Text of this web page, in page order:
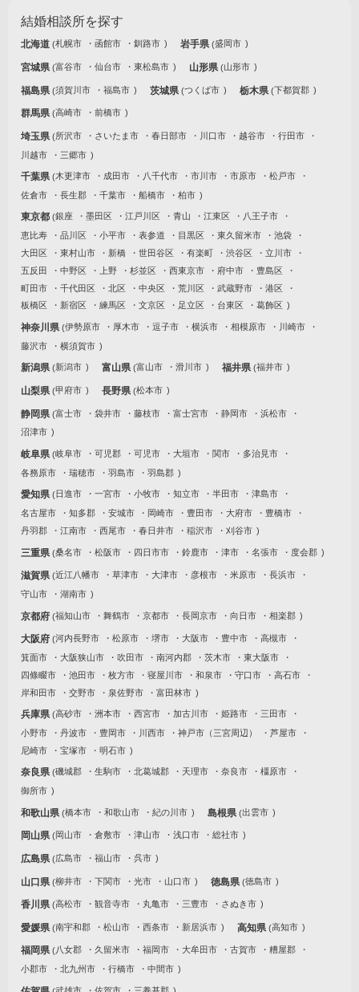
結婚相談所を探す
北海道 札幌市 函館市 釧路市 岩手県 盛岡市
宮城県 富谷市 仙台市 東松島市 山形県 山形市
福島県 須賀川市 福島市 茨城県 つくば市 栃木県 下都賀郡
群馬県 高崎市 前橋市
埼玉県 所沢市 さいたま市 春日部市 川口市 越谷市
行田市
川越市
三郷市
千葉県 木更津市 成田市 八千代市 市川市 市原市
松戸市
佐倉市
長生郡 千葉市 船橋市 柏市
東京都 銀座 墨田区 江戸川区 青山 江東区
八王子市
恵比寿
品川区 小平市 表参道 目黒区 東久留米市
池袋
大田区
東村山市 新橋 世田谷区 有楽町 渋谷区
立川市
五反田
中野区 上野 杉並区 西東京市 府中市
豊島区
町田市
千代田区 北区 中央区 荒川区 武蔵野市
港区
板橋区
新宿区 練馬区 文京区 足立区 台東区 葛飾区
神奈川県 伊勢原市 厚木市 逗子市 横浜市 相模原市
川崎市
藤沢市
横須賀市
新潟県 新潟市 富山県 富山市 滑川市 福井県 福井市
山梨県 甲府市 長野県 松本市
静岡県 富士市 袋井市 藤枝市 富士宮市 静岡市
浜松市
沼津市
岐阜県 岐阜市 可児郡 可児市 大垣市 関市
多治見市
各務原市
瑞穂市 羽島市 羽島郡
愛知県 日進市 一宮市 小牧市 知立市 半田市
津島市
名古屋市
知多郡 安城市 岡崎市 豊田市 大府市
豊橋市
丹羽郡
江南市 西尾市 春日井市 稲沢市 刈谷市
三重県 桑名市 松阪市 四日市市 鈴鹿市 津市 名張市 度会郡
滋賀県 近江八幡市 草津市 大津市 彦根市 米原市
長浜市
守山市
湖南市
京都府 福知山市 舞鶴市 京都市 長岡京市 向日市 相楽郡
大阪府 河内長野市 松原市 堺市 大阪市 豊中市
高槻市
箕面市
大阪狭山市 吹田市 南河内郡 茨木市
東大阪市
四條畷市
池田市 枚方市 寝屋川市 和泉市 守口市
高石市
岸和田市
交野市 泉佐野市 富田林市
兵庫県 高砂市 洲本市 西宮市 加古川市 姫路市
三田市
小野市
丹波市 豊岡市 川西市 神戸市（三宮周辺）
芦屋市
尼崎市
宝塚市 明石市
奈良県 磯城郡 生駒市 北葛城郡 天理市 奈良市
橿原市
御所市
和歌山県 橋本市 和歌山市 紀の川市 島根県 出雲市
岡山県 岡山市 倉敷市 津山市 浅口市 総社市
広島県 広島市 福山市 呉市
山口県 柳井市 下関市 光市 山口市 徳島県 徳島市
香川県 高松市 観音寺市 丸亀市 三豊市 さぬき市
愛媛県 南宇和郡 松山市 西条市 新居浜市 高知県 高知市
福岡県 八女郡 久留米市 福岡市 大牟田市 古賀市
糟屋郡
小郡市
北九州市 行橋市 中間市